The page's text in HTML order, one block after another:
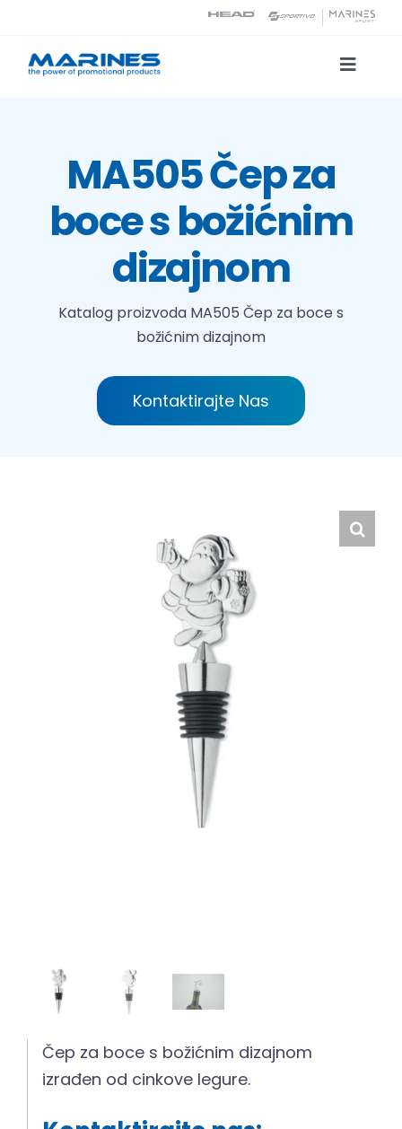
content
Toggle
Tehnologije tiska
O nama
MA505 Čep za
boce s božićnim
dizajnom
Katalog proizvoda MA505 Čep za boce s
božićnim dizajnom
Kontaktirajte Nas
Čep za boce s božićnim dizajnom
izrađen od cinkove legure.